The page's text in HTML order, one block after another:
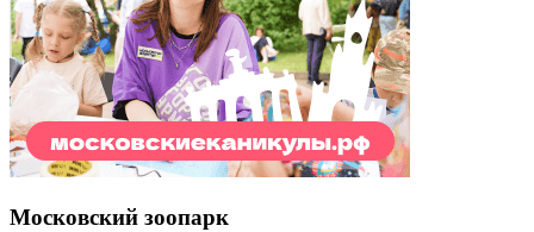
Московский зоопарк